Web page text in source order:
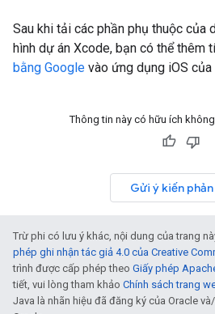
Sau khi tải các phần phụ thuộc của
hình dự án Xcode, bạn có thể thêm
bằng Google vào ứng dụng iOS của
Thông tin này có hữu ích
Gửi ý kiến phản
Trừ phi có lưu ý khác, nội dung của trang
phép ghi nhận tác giả 4.0 của Creative
trình được cấp phép theo Giấy phép
tiết, vui lòng tham khảo Chính sách trang
Java là nhãn hiệu đã đăng ký của Oracle